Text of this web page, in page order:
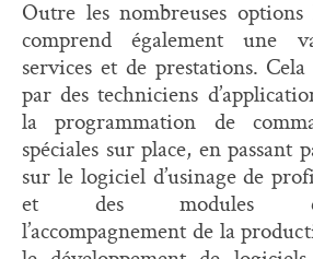
Outre les nombreuses options
comprend également une
services et de prestations. Cela
par des techniciens
la programmation de
spéciales sur place, en passant
sur le logiciel d’usinage de
et des modules
l’accompagnement de la